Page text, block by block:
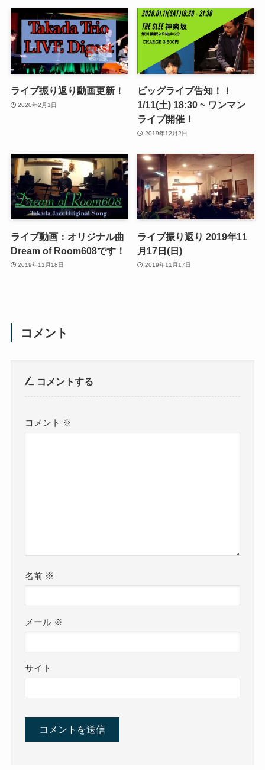
ライブ振り返り動画更新！
2020年2月1日
ビッグライブ告知！！
1/11(土) 18:30 ~ ワンマン
ライブ開催！
2019年12月2日
ライブ動画：オリジナル曲
Dream of Room608です！
2019年11月18日
ライブ振り返り 2019年11
月17日(日)
2019年11月17日
コメント
コメントする
コメント ※
名前 ※
メール ※
サイト